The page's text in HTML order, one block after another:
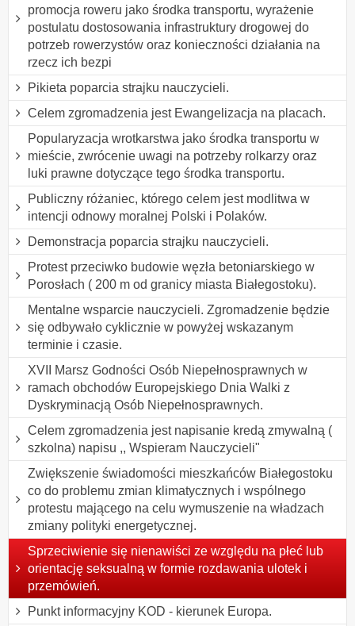
promocja roweru jako środka transportu, wyrażenie
postulatu dostosowania infrastruktury drogowej do
potrzeb rowerzystów oraz konieczności działania na
rzecz ich bezpi
Pikieta poparcia strajku nauczycieli.
Celem zgromadzenia jest Ewangelizacja na placach.
Popularyzacja wrotkarstwa jako środka transportu w
mieście, zwrócenie uwagi na potrzeby rolkarzy oraz
luki prawne dotyczące tego środka transportu.
Publiczny różaniec, którego celem jest modlitwa w
intencji odnowy moralnej Polski i Polaków.
Demonstracja poparcia strajku nauczycieli.
Protest przeciwko budowie węzła betoniarskiego w
Porosłach ( 200 m od granicy miasta Białegostoku).
Mentalne wsparcie nauczycieli. Zgromadzenie będzie
się odbywało cyklicznie w powyżej wskazanym
terminie i czasie.
XVII Marsz Godności Osób Niepełnosprawnych w
ramach obchodów Europejskiego Dnia Walki z
Dyskryminacją Osób Niepełnosprawnych.
Celem zgromadzenia jest napisanie kredą zmywalną (
szkolna) napisu ,, Wspieram Nauczycieli"
Zwiększenie świadomości mieszkańców Białegostoku
co do problemu zmian klimatycznych i wspólnego
protestu mającego na celu wymuszenie na władzach
zmiany polityki energetycznej.
Sprzeciwienie się nienawiści ze względu na płeć lub
orientację seksualną w formie rozdawania ulotek i
przemówień.
Punkt informacyjny KOD - kierunek Europa.